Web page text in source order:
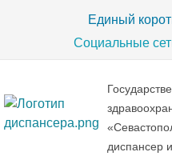
Единый
Социальные
диспансер